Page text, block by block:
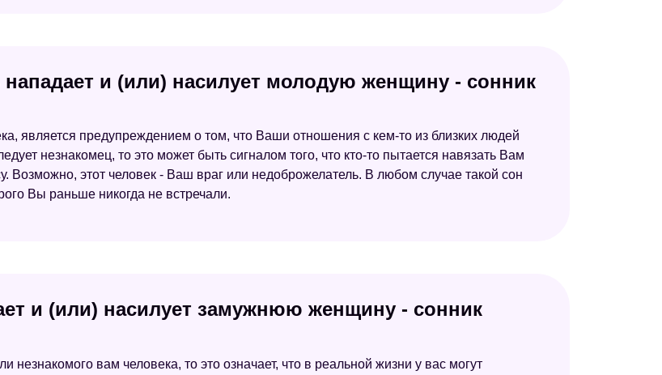
и (или) насилует молодую женщину - сонник
является предупреждением о том, что Ваши отношения с кем-то из близких людей
незнакомец, то это может быть сигналом того, что кто-то пытается навязать Вам
Возможно, этот человек - Ваш враг или недоброжелатель. В любом случае такой сон
Вы раньше никогда не встречали.
и (или) насилует замужнюю женщину - сонник
незнакомого вам человека, то это означает, что в реальной жизни у вас могут